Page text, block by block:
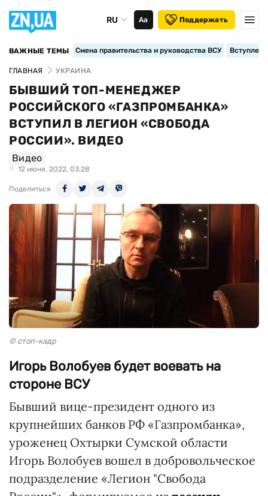
RU Аа Поддержать
ВАЖНЫЕ ТЕМЫ Смена правительства и руководства ВСУ
ГЛАВНАЯ УКРАИНА
БЫВШИЙ ТОП-МЕНЕДЖЕР
РОССИЙСКОГО «ГАЗПРОМБАНКА»
ВСТУПИЛ В ЛЕГИОН «СВОБОДА
РОССИИ». ВИДЕО
Видео
12 июня, 2022, 03:28
Поделиться
© стоп-кадр
Игорь Волобуев будет воевать на
стороне ВСУ
Бывший вице-президент одного из
крупнейших банков РФ «Газпромбанка»,
уроженец Охтырки Сумской области
Игорь Волобуев вошел в добровольческое
подразделение «Легион "Свобода